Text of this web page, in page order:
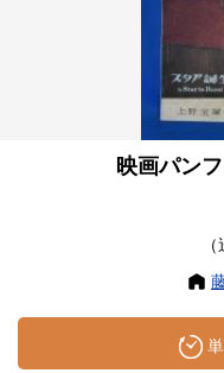
映画パン